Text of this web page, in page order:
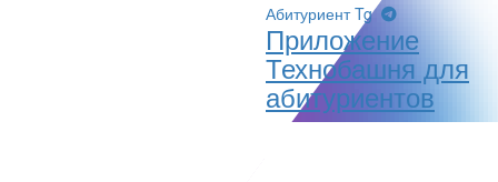
Абитуриент Tg
Приложение
Технобашня для
абитуриентов